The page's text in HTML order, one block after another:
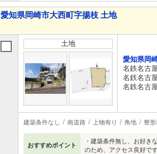
愛知県岡崎市大西町字揚枝 土地
土地
愛知県岡
名鉄名古
名鉄名古
名鉄名古
建築条件なし 南道路 上物有り 角地 整
おすすめポイント
・建築条件無し、お好き
のため、アクセス良好で